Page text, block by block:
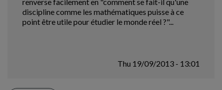
discipline comme les mathématiques puisse à ce
point être utile pour étudier le monde réel ?"...
Thu 19/09/2013 - 13:01